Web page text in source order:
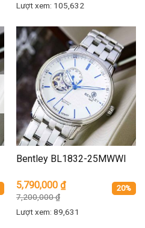
Lượt xem: 105,632
Bentley BL1832-25MWWI
5,790,000 ₫
7,200,000₫
20%
Lượt xem: 89,631